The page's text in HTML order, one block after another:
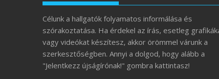
Célunk a hallgatók folyamatos informálása és
szórakoztatása. Ha érdekel az írás, esetleg
vagy videókat készítesz, akkor örömmel várunk a
szerkesztőségben. Annyi a dolgod, hogy alább a
"Jelentkezz újságírónak!" gombra kattintasz!